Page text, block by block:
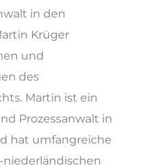
in den
Krüger
und
des
Martin ist ein
Prozessanwalt in
hat umfangreiche